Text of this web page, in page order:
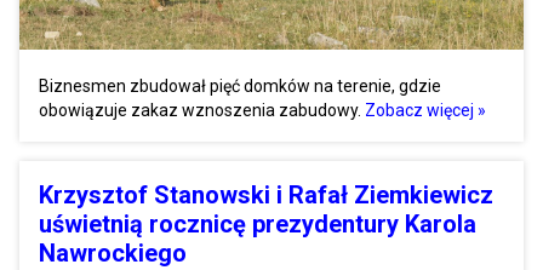
Biznesmen zbudował pięć domków na terenie, gdzie
obowiązuje zakaz wznoszenia zabudowy. Zobacz więcej »
Krzysztof Stanowski i Rafał Ziemkiewicz
uświetnią rocznicę prezydentury Karola
Nawrockiego